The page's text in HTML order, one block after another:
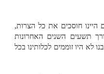
היינו חוסכים את כל הצרות,
תשעים השנים האחרונות
לא היו זוממים לכלותינו בכל